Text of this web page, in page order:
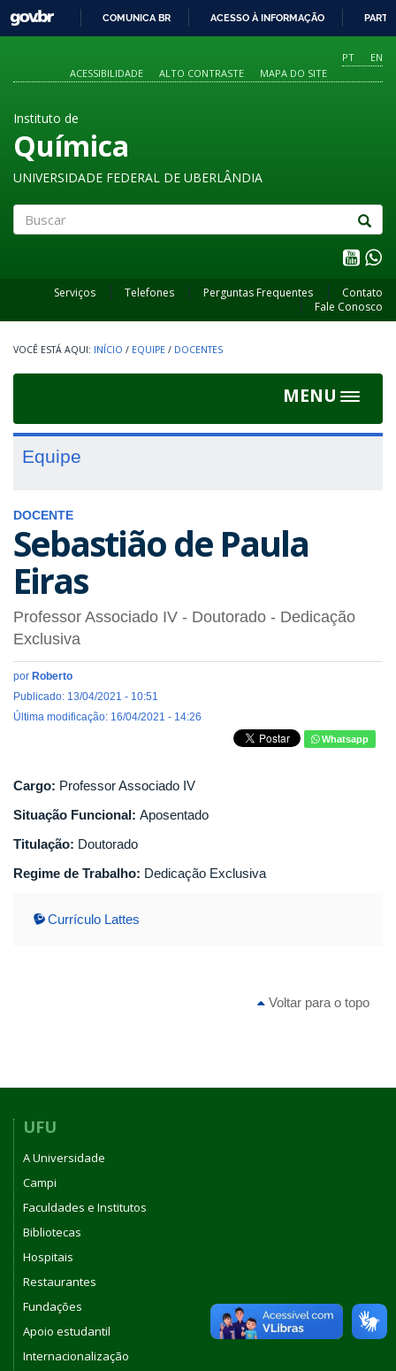
O
CONTEÚDO
GOVBR
COMUNICA BR ACESSO À INFORMAÇÃO
PT
EN
ACESSIBILIDADE
ALTO CONTRASTE MAPA DO SITE
Instituto de
Química
UNIVERSIDADE FEDERAL DE UBERLÂNDIA
Serviços Telefones Perguntas Frequentes
Contato
Fale Conosco
INÍCIO / EQUIPE / DOCENTES
MENU
Toggle
Equipe
DOCENTE
Sebastião de Paula
Eiras
Professor Associado IV - Doutorado - Dedicação
Exclusiva
por Roberto
Publicado: 13/04/2021 - 10:51
Última modificação: 16/04/2021 - 14:26
Whatsapp
Cargo: Professor Associado IV
Situação Funcional: Aposentado
Titulação: Doutorado
Regime de Trabalho: Dedicação Exclusiva
Currículo Lattes
Voltar para o topo
UFU
A Universidade
Campi
Faculdades e Institutos
Bibliotecas
Hospitais
Restaurantes
Fundações
Apoio estudantil
Internacionalização